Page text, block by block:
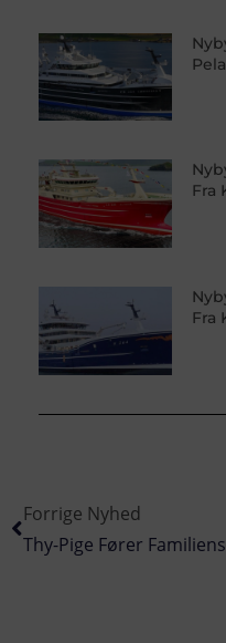
Fra
Fra
Forrige Nyhed